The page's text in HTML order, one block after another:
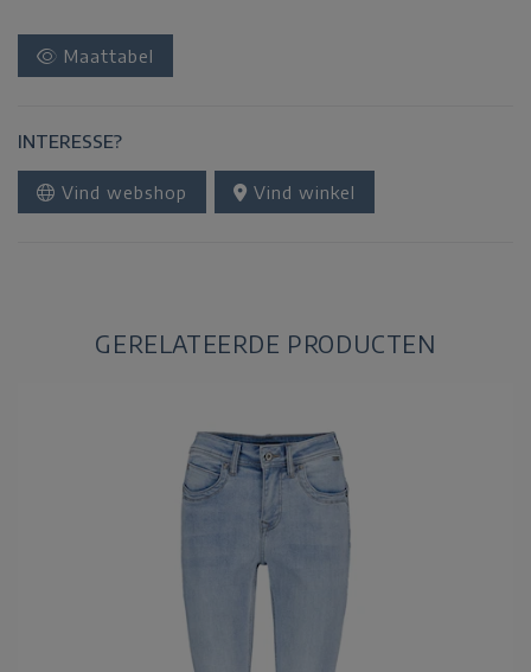
Maattabel
INTERESSE?
Vind webshop Vind winkel
GERELATEERDE PRODUCTEN